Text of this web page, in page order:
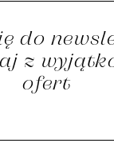
je kurtki z wełny,
modele
puchowe,
plastycznych
do świata
do
z
ofert